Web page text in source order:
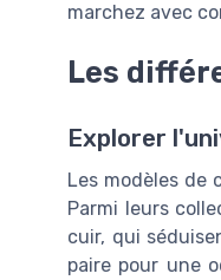
marchez avec
Les
Explorer
Les modèles de
Parmi leurs
cuir, qui
paire pour une